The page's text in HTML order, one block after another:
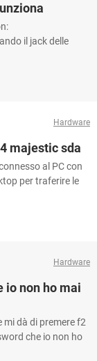
il jack delle
Hardware
majestic sda
al PC con
per traferire le
Hardware
io non ho mai
dà di premere f2
che io non ho